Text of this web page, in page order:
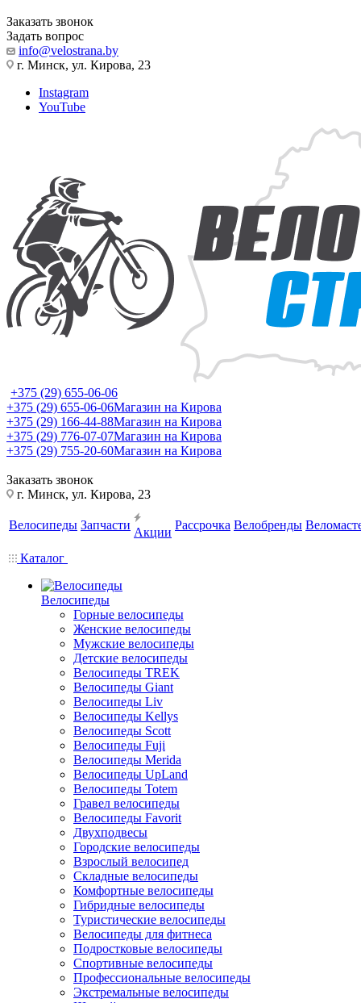
Заказать звонок
Задать вопрос
info@velostrana.by
г. Минск, ул. Кирова, 23
Instagram
YouTube
+375 (29) 655-06-06
+375 (29) 655-06-06Магазин на Кирова
+375 (29) 166-44-88Магазин на Кирова
+375 (29) 776-07-07Магазин на Кирова
+375 (29) 755-20-60Магазин на Кирова
Заказать звонок
г. Минск, ул. Кирова, 23
Велосипеды Запчасти
Акции
Рассрочка Велобренды
Каталог
Велосипеды
Горные велосипеды
Женские велосипеды
Мужские велосипеды
Детские велосипеды
Велосипеды TREK
Велосипеды Giant
Велосипеды Liv
Велосипеды Kellys
Велосипеды Scott
Велосипеды Fuji
Велосипеды Merida
Велосипеды UpLand
Велосипеды Totem
Гравел велосипеды
Велосипеды Favorit
Двухподвесы
Городские велосипеды
Взрослый велосипед
Складные велосипеды
Комфортные велосипеды
Гибридные велосипеды
Туристические велосипеды
Велосипеды для фитнеса
Подростковые велосипеды
Спортивные велосипеды
Профессиональные велосипеды
Экстремальные велосипеды